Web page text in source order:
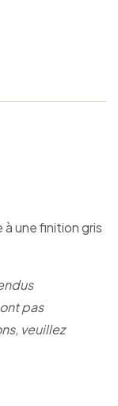
une finition gris
pas
veuillez